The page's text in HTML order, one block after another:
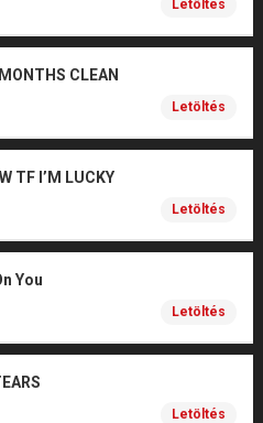
Letöltés
CLEAN
Letöltés
TF I’M LUCKY
Letöltés
You
Letöltés
Letöltés